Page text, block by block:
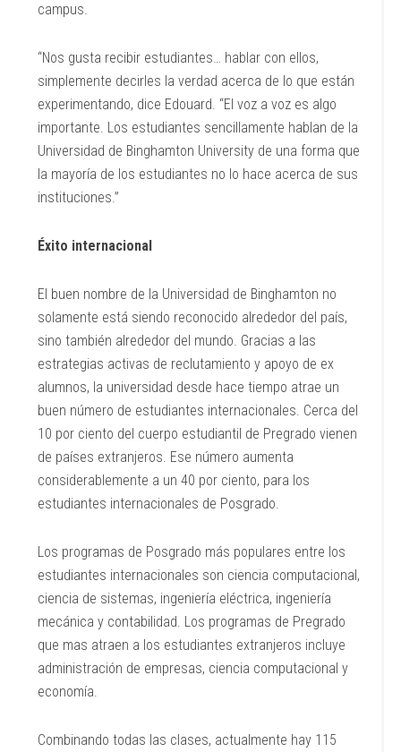
campus.
“Nos gusta recibir estudiantes… hablar con ellos,
simplemente decirles la verdad acerca de lo que están
experimentando, dice Edouard. “El voz a voz es algo
importante. Los estudiantes sencillamente hablan de la
Universidad de Binghamton University de una forma que
la mayoría de los estudiantes no lo hace acerca de sus
instituciones.”
Éxito internacional
El buen nombre de la Universidad de Binghamton no
solamente está siendo reconocido alrededor del país,
sino también alrededor del mundo. Gracias a las
estrategias activas de reclutamiento y apoyo de ex
alumnos, la universidad desde hace tiempo atrae un
buen número de estudiantes internacionales. Cerca del
10 por ciento del cuerpo estudiantil de Pregrado vienen
de países extranjeros. Ese número aumenta
considerablemente a un 40 por ciento, para los
estudiantes internacionales de Posgrado.
Los programas de Posgrado más populares entre los
estudiantes internacionales son ciencia computacional,
ciencia de sistemas, ingeniería eléctrica, ingeniería
mecánica y contabilidad. Los programas de Pregrado
que mas atraen a los estudiantes extranjeros incluye
administración de empresas, ciencia computacional y
economía.
Combinando todas las clases, actualmente hay 115